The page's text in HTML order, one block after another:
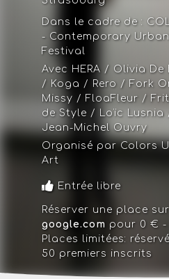
Dans le cadre de :
- Contemporary
Festival
Avec HERA / Olivia De
/ Koga / Rero / Fork
Missy / FloaFleur /
de Style / Loïc Lusnia
Jean-Michel Ouvry
Organisé par Colors
Art
Entrée libre
Réserver une place sur
google.com pour 0 € -
Places limitées:
50 premiers inscrits